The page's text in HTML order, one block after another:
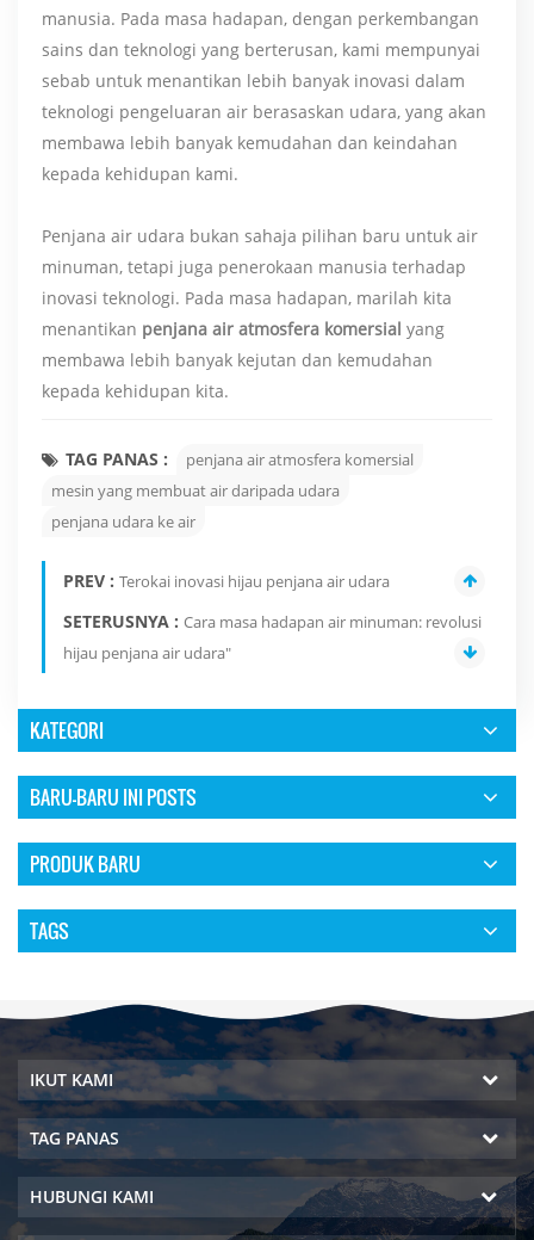
manusia. Pada masa hadapan, dengan perkembangan
sains dan teknologi yang berterusan, kami mempunyai
sebab untuk menantikan lebih banyak inovasi dalam
teknologi pengeluaran air berasaskan udara, yang akan
membawa lebih banyak kemudahan dan keindahan
kepada kehidupan kami.
Penjana air udara bukan sahaja pilihan baru untuk air
minuman, tetapi juga penerokaan manusia terhadap
inovasi teknologi. Pada masa hadapan, marilah kita
menantikan penjana air atmosfera komersial yang
membawa lebih banyak kejutan dan kemudahan
kepada kehidupan kita.
TAG PANAS :
penjana air atmosfera komersial
mesin yang membuat air daripada udara
penjana udara ke air
PREV : Terokai inovasi hijau penjana air udara
SETERUSNYA : Cara masa hadapan air minuman: revolusi
hijau penjana air udara"
KATEGORI
BARU-BARU INI POSTS
PRODUK BARU
TAGS
IKUT KAMI
TAG PANAS
HUBUNGI KAMI